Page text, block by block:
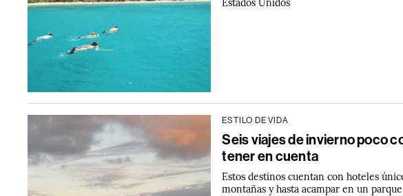
ESTILO DE VIDA
Seis viajes de invierno poco
tener en cuenta
Estos destinos cuentan con hoteles
montañas y hasta acampar en un